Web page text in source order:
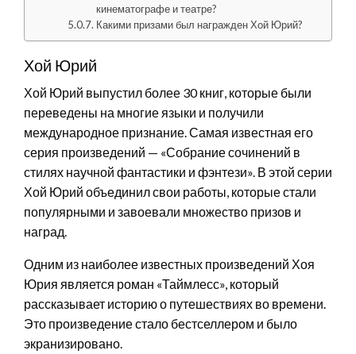
кинематографе и театре?
Какими призами был награжден Хой Юрий?
Хой Юрий
Хой Юрий выпустил более 30 книг, которые были
переведены на многие языки и получили
международное признание. Самая известная его
серия произведений — «Собрание сочинений в
стилях научной фантастики и фэнтези». В этой серии
Хой Юрий объединил свои работы, которые стали
популярными и завоевали множество призов и
наград.
Одним из наиболее известных произведений Хоя
Юрия является роман «Таймлесс», который
рассказывает историю о путешествиях во времени.
Это произведение стало бестселлером и было
экранизировано.